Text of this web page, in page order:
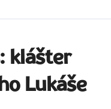
klášter
Lukáše